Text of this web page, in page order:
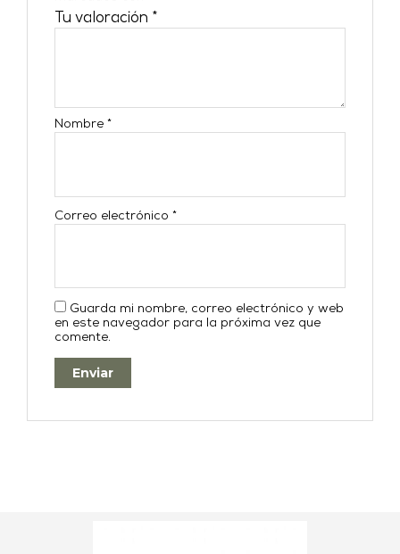
Tu valoración *
Nombre*
Correo electrónico*
Guarda mi nombre, correo electrónico y web
en este navegador para la próxima vez que
comente.